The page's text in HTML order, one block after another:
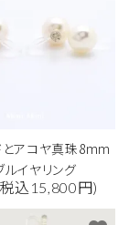
とアコヤ真珠8mm
イヤリング
込15,800円)
close